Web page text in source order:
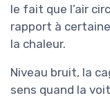
le fait que l’air
rapport à
la chaleur.
Niveau bruit, la
sens quand la